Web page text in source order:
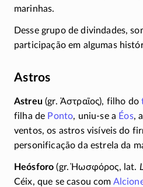
marinhas.
Desse grupo de divindades,
participação em algumas
Astros
Astreu (gr. Ἀστραῖος), filho do
filha de Ponto, uniu-sea Éos,
ventos, os astros visíveis do
personificação da estrela da
Heósforo (gr.Ἡωσφόρος, lat.
Céix, que se casou com